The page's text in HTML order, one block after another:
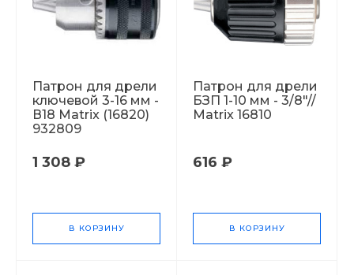
Патрон для дрели
ключевой 3-16 мм -
В18 Matrix (16820)
932809
1 308 ₽
В КОРЗИНУ
Патрон для дрели
БЗП 1-10 мм - 3/8"//
Matrix 16810
616 ₽
В КОРЗИНУ